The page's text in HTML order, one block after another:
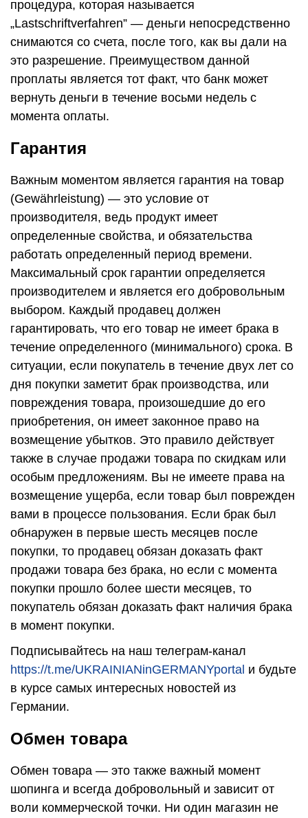
процедура, которая называется
„Lastschriftverfahren” — деньги непосредственно
снимаются со счета, после того, как вы дали на
это разрешение. Преимуществом данной
проплаты является тот факт, что банк может
вернуть деньги в течение восьми недель с
момента оплаты.
Гарантия
Важным моментом является гарантия на товар
(Gewährleistung) — это условие от
производителя, ведь продукт имеет
определенные свойства, и обязательства
работать определенный период времени.
Максимальный срок гарантии определяется
производителем и является его добровольным
выбором. Каждый продавец должен
гарантировать, что его товар не имеет брака в
течение определенного (минимального) срока. В
ситуации, если покупатель в течение двух лет со
дня покупки заметит брак производства, или
повреждения товара, произошедшие до его
приобретения, он имеет законное право на
возмещение убытков. Это правило действует
также в случае продажи товара по скидкам или
особым предложениям. Вы не имеете права на
возмещение ущерба, если товар был поврежден
вами в процессе пользования. Если брак был
обнаружен в первые шесть месяцев после
покупки, то продавец обязан доказать факт
продажи товара без брака, но если с момента
покупки прошло более шести месяцев, то
покупатель обязан доказать факт наличия брака
в момент покупки.
Подписывайтесь на наш телеграм-канал
https://t.me/UKRAINIANinGERMANYportal и будьте
в курсе самых интересных новостей из
Германии.
Обмен товара
Обмен товара — это также важный момент
шопинга и всегда добровольный и зависит от
воли коммерческой точки. Ни один магазин не